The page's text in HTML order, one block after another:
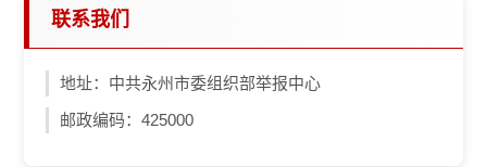
联系我们
地址：中共永州市委组织部举报中心
邮政编码：425000